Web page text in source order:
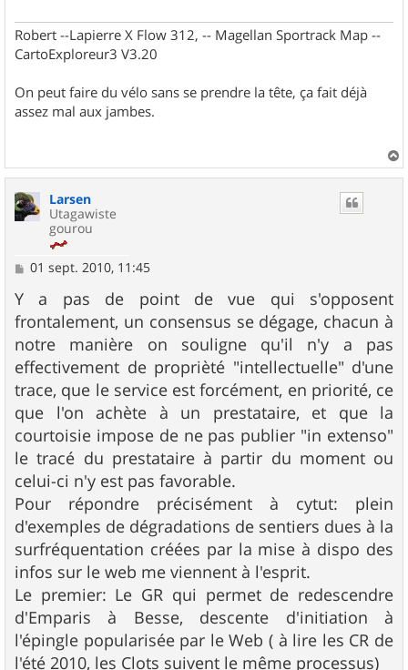
Robert --Lapierre X Flow 312, -- Magellan Sportrack Map --
CartoExploreur3 V3.20
On peut faire du vélo sans se prendre la tête, ça fait déjà
assez mal aux jambes.
a
Larsen
Utagawiste
gourou
M
a
g
e
01 sept. 2010, 11:45
Y a pas de point de vue qui s'opposent
frontalement, un consensus se dégage, chacun à
notre manière on souligne qu'il n'y a pas
effectivement de proprièté "intellectuelle" d'une
trace, que le service est forcément, en priorité, ce
que l'on achète à un prestataire, et que la
courtoisie impose de ne pas publier "in extenso"
le tracé du prestataire à partir du moment ou
celui-ci n'y est pas favorable.
Pour répondre précisément à cytut: plein
d'exemples de dégradations de sentiers dues à la
surfréquentation créées par la mise à dispo des
infos sur le web me viennent à l'esprit.
Le premier: Le GR qui permet de redescendre
d'Emparis à Besse, descente d'initiation à
l'épingle popularisée par le Web ( à lire les CR de
l'été 2010, les Clots suivent le même processus)